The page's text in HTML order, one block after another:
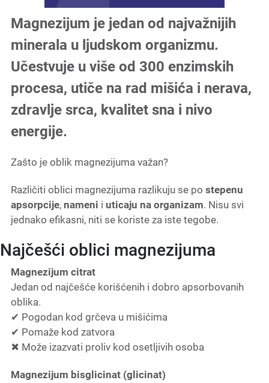
Magnezijum je jedan od najvažnijih
minerala u ljudskom organizmu.
Učestvuje u više od 300 enzimskih
procesa, utiče na rad mišića i nerava,
zdravlje srca, kvalitet sna i nivo
energije.
Zašto je oblik magnezijuma važan?
Različiti oblici magnezijuma razlikuju se po stepenu
apsorpcije, nameni i uticaju na organizam. Nisu svi
jednako efikasni, niti se koriste za iste tegobe.
Najčešći oblici magnezijuma
Magnezijum citrat
Jedan od najčešće korišćenih i dobro apsorbovanih
oblika.
✔ Pogodan kod grčeva u mišićima
✔ Pomaže kod zatvora
✖ Može izazvati proliv kod osetljivih osoba
Magnezijum bisglicinat (glicinat)